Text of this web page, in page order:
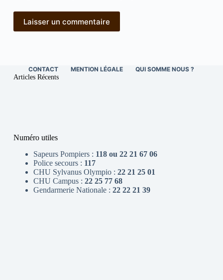
Laisser un commentaire
CONTACT MENTION LÉGALE QUI SOMME NOUS ?
Articles Récents
Numéro utiles
Sapeurs Pompiers : 118 ou 22 21 67 06
Police secours : 117
CHU Sylvanus Olympio : 22 21 25 01
CHU Campus : 22 25 77 68
Gendarmerie Nationale : 22 22 21 39